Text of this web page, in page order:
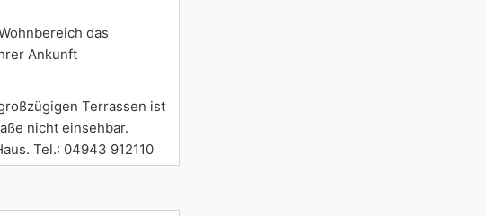
das
Ankunft
Terrassen ist
nicht einsehbar.
Tel.: 04943 912110